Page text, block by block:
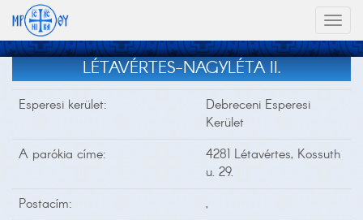
LÉTAVÉRTES-NAGYLÉTA II.
Esperesi kerület:
Debreceni Esperesi
Kerület
A parókia címe:
4281 Létavértes, Kossuth
u. 29.
Postacím:
,